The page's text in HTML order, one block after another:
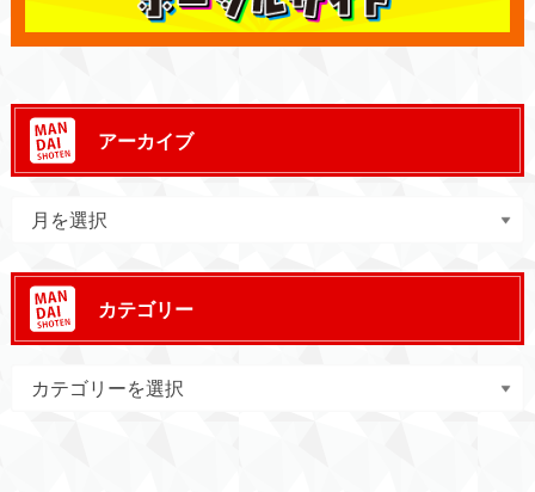
アーカイブ
カテゴリー